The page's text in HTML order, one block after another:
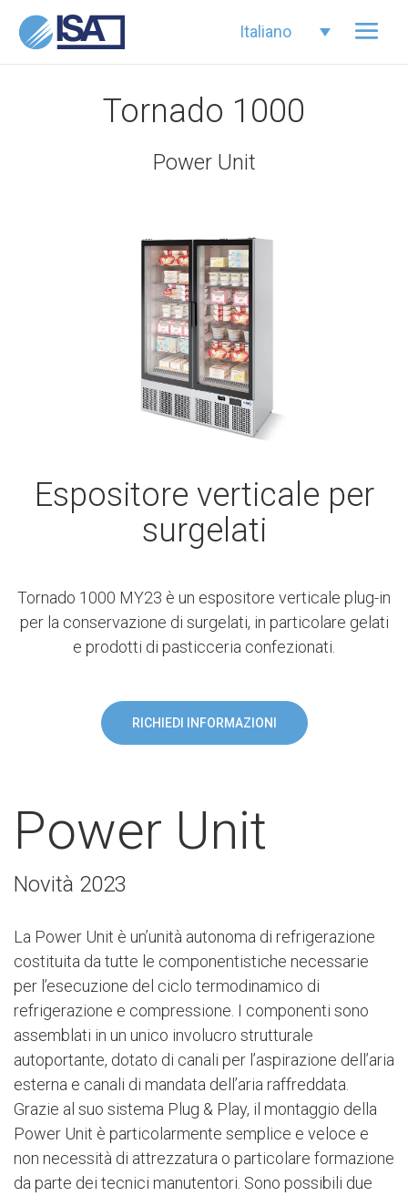
Italiano
Tornado 1000
Power Unit
Espositore verticale per
surgelati
Tornado 1000 MY23 è un espositore verticale plug-in
per la conservazione di surgelati, in particolare gelati
e prodotti di pasticceria confezionati.
RICHIEDI INFORMAZIONI
Power Unit
Novità 2023
La Power Unit è un’unità autonoma di refrigerazione
costituita da tutte le componentistiche necessarie
per l’esecuzione del ciclo termodinamico di
refrigerazione e compressione. I componenti sono
assemblati in un unico involucro strutturale
autoportante, dotato di canali per l’aspirazione dell’aria
esterna e canali di mandata dell’aria raffreddata.
Grazie al suo sistema Plug & Play, il montaggio della
Power Unit è particolarmente semplice e veloce e
non necessità di attrezzatura o particolare formazione
da parte dei tecnici manutentori. Sono possibili due